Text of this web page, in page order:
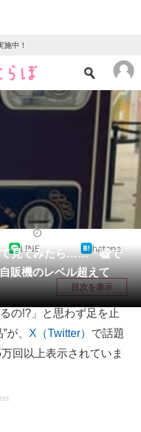
中！
ーチ
見てみたら……「嘘で
販機のレベル超えて
LINE hatena
目次を表示
の!?」と思わず足を止
が、 X（Twitter） で話題
回以上表示されていま